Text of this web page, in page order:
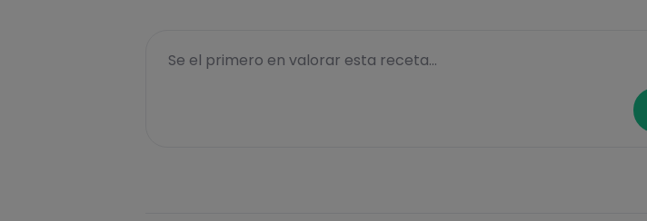
Se el primero en valorar esta receta...